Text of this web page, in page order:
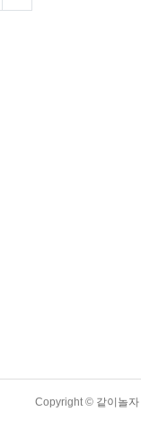
Copyright © 같이놀자